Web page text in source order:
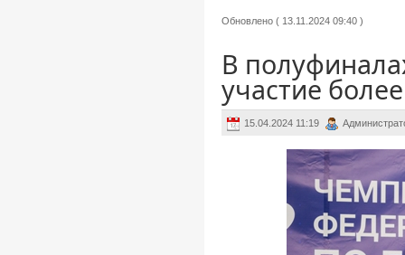
Обновлено ( 13.11.2024 09:40 )
В
участие
15.04.2024 11:19